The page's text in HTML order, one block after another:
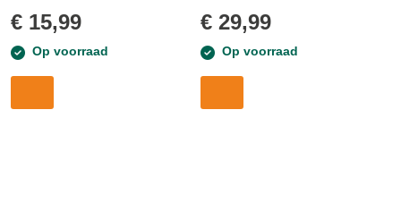
€ 15,99
Op voorraad
€ 29,99
Op voorraad